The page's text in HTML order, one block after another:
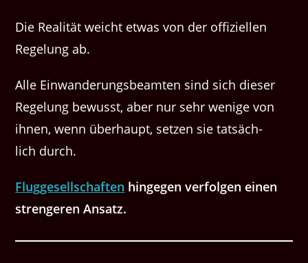
Die Real­ität weicht etwas von der offiziellen
Regelung ab.
Alle Ein­wan­derungs­beamten sind sich dieser
Regelung bewusst, aber nur sehr wenige von
ihnen, wenn über­haupt, set­zen sie tat­säch­
lich durch.
Flugge­sellschaften hinge­gen ver­fol­gen einen
stren­geren Ansatz.